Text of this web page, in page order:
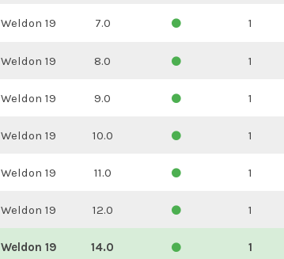
Weldon 19 7.0 1
Weldon 19 8.0 1
Weldon 19 9.0 1
Weldon 19 10.0 1
Weldon 19 11.0 1
Weldon 19 12.0 1
Weldon 19 14.0 1